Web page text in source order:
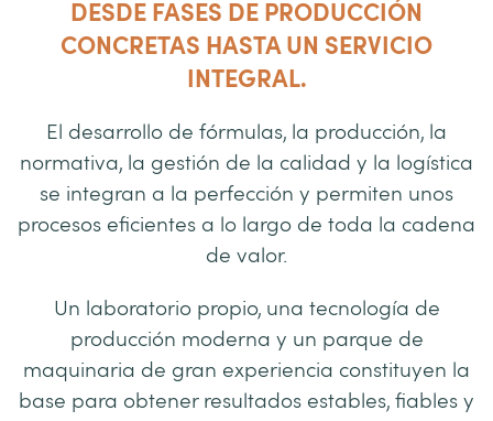
DESDE FASES DE PRODUCCIÓN
CONCRETAS HASTA UN SERVICIO
INTEGRAL.
El desarrollo de fórmulas, la producción, la
normativa, la gestión de la calidad y la logística
se integran a la perfección y permiten unos
procesos eficientes a lo largo de toda la cadena
de valor.
Un laboratorio propio, una tecnología de
producción moderna y un parque de
maquinaria de gran experiencia constituyen la
base para obtener resultados estables, fiables y